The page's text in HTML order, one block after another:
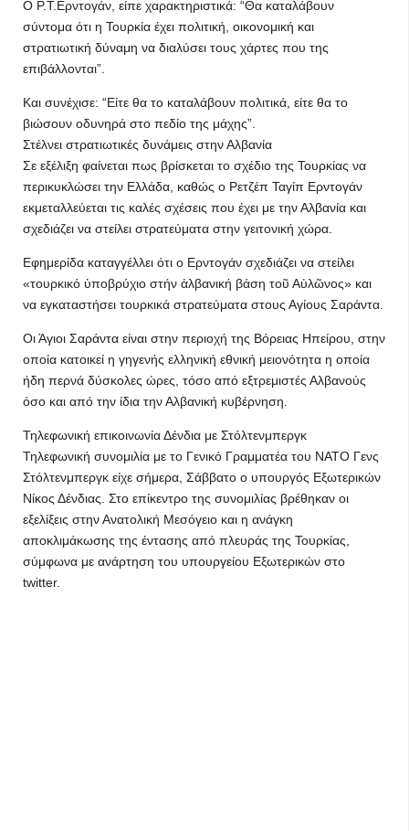
Ο Ρ.Τ.Ερντογάν, είπε χαρακτηριστικά: “Θα καταλάβουν
σύντομα ότι η Τουρκία έχει πολιτική, οικονομική και
στρατιωτική δύναμη να διαλύσει τους χάρτες που της
επιβάλλονται”.
​Και συνέχισε: “Είτε θα το καταλάβουν πολιτικά, είτε θα το
βιώσουν οδυνηρά στο πεδίο της μάχης”.
Στέλνει στρατιωτικές δυνάμεις στην Αλβανία
Σε εξέλιξη φαίνεται πως βρίσκεται το σχέδιο της Τουρκίας να
περικυκλώσει την Ελλάδα, καθώς ο Ρετζέπ Ταγίπ Ερντογάν
εκμεταλλεύεται τις καλές σχέσεις που έχει με την Αλβανία και
σχεδιάζει να στείλει στρατεύματα στην γειτονική χώρα.
Εφημερίδα καταγγέλλει ότι ο Ερντογάν σχεδιάζει να στείλει
«τουρκικό ὑποβρύχιο στήν ἀλβανική βάση τοῦ Αὐλῶνος» και
να εγκαταστήσει τουρκικά στρατεύματα στους Αγίους Σαράντα.
Οι Άγιοι Σαράντα είναι στην περιοχή της Βόρειας Ηπείρου, στην
οποία κατοικεί η γηγενής ελληνική εθνική μειονότητα η οποία
ήδη περνά δύσκολες ώρες, τόσο από εξτρεμιστές Αλβανούς
όσο και από την ίδια την Αλβανική κυβέρνηση.
Τηλεφωνική επικοινωνία Δένδια με Στόλτενμπεργκ
Τηλεφωνική συνομιλία με το Γενικό Γραμματέα του ΝΑΤΟ Γενς
Στόλτενμπεργκ είχε σήμερα, Σάββατο ο υπουργός Εξωτερικών
Νίκος Δένδιας. Στο επίκεντρο της συνομιλίας βρέθηκαν οι
εξελίξεις στην Ανατολική Μεσόγειο και η ανάγκη
αποκλιμάκωσης της έντασης από πλευράς της Τουρκίας,
σύμφωνα με ανάρτηση του υπουργείου Εξωτερικών στο
twitter.